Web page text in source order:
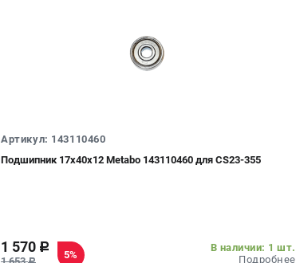
Артикул: 143110460
Подшипник 17x40x12 Metabo 143110460 для CS23-355
1 570 c 5%
В наличии: 1 шт.
Подробнее